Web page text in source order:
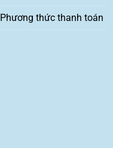
Phương thức thanh toán